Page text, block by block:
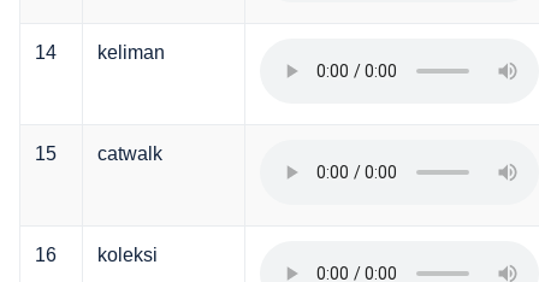
14 keliman
15 catwalk
16 koleksi